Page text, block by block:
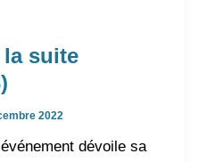
suite
2022
dévoile sa